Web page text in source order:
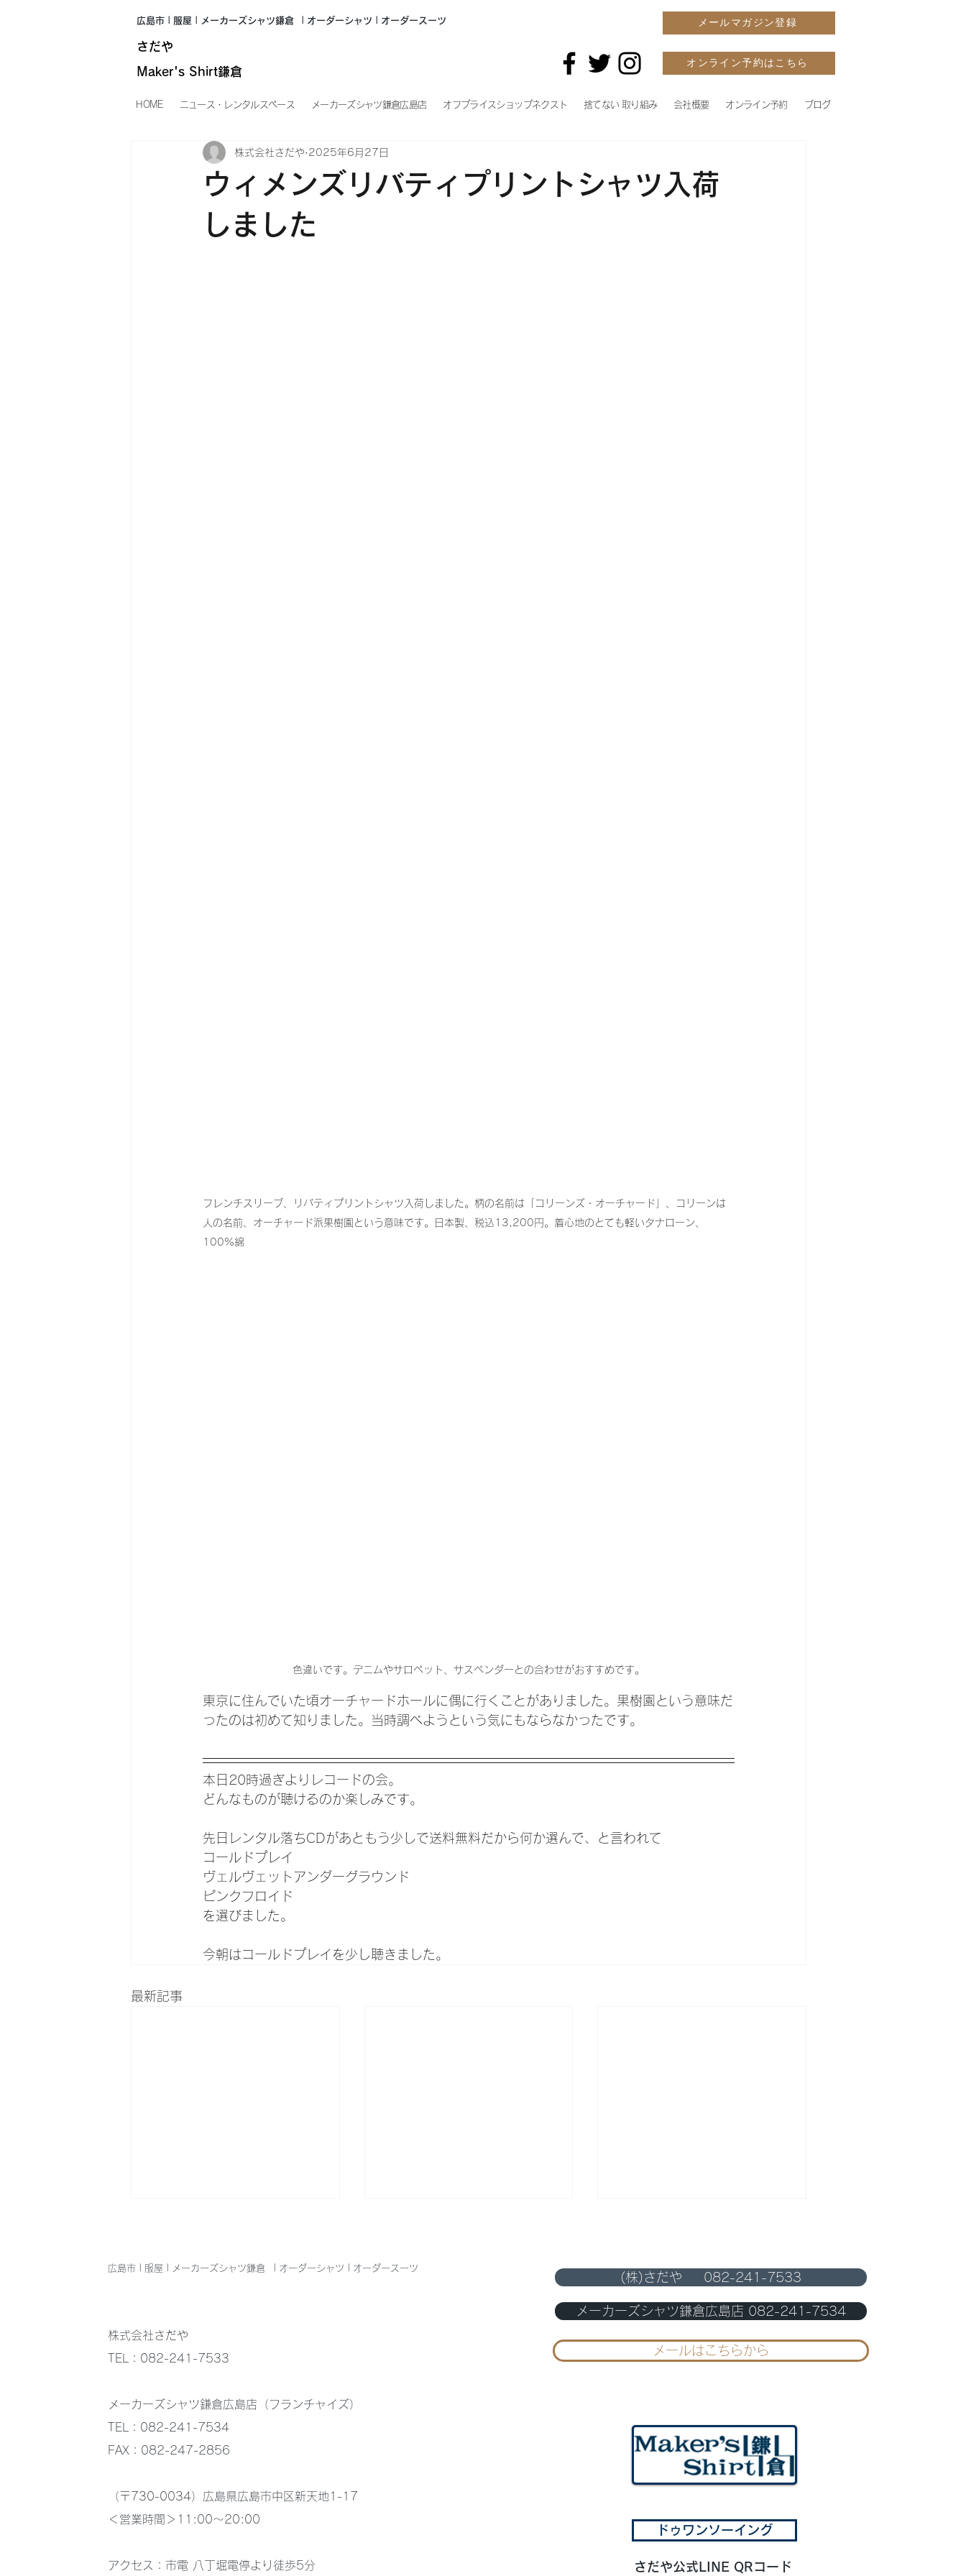
広島市 | 服屋 | メーカーズシャツ鎌倉 | オーダーシャツ | オーダースーツ
さだや
Maker's Shirt鎌倉
メールマガジン登録
オンライン予約はこちら
HOME ニュース・レンタルスペース メーカーズシャツ鎌倉広島店 オフプライスショップネクスト 捨てない 取り組み 会社概要 オンライン予約 ブログ
ウィメンズリバティプリントシャツ入荷
しました
株式会社さだや 2025年6月27日
フレンチスリーブ、リバティプリントシャツ入荷しました。柄の名前は「コリーンズ・オーチャード」、コリーンは
人の名前、オーチャード派果樹園という意味です。日本製、税込13,200円。着心地のとても軽いタナローン、
100%綿
色違いです。デニムやサロペット、サスペンダーとの合わせがおすすめです。
東京に住んでいた頃オーチャードホールに偶に行くことがありました。果樹園という意味だ
ったのは初めて知りました。当時調べようという気にもならなかったです。
本日20時過ぎよりレコードの会。
どんなものが聴けるのか楽しみです。
先日レンタル落ちCDがあともう少しで送料無料だから何か選んで、と言われて
コールドプレイ
ヴェルヴェットアンダーグラウンド
ピンクフロイド
を選びました。
今朝はコールドプレイを少し聴きました。
最新記事
トーマスメイソン生地ビジネ
8月4日出張します
広島市 | 服屋 | メーカーズシャツ鎌倉 | オーダーシャツ | オーダースーツ
株式会社さだや
TEL：082-241-7533
メーカーズシャツ鎌倉広島店（フランチャイズ）
TEL：082-241-7534
FAX：082-247-2856
（〒730-0034）広島県広島市中区新天地1-17
＜営業時間＞11:00～20:00
アクセス：市電 八丁堀電停より徒歩5分
(株)さだや 082-241-7533
メーカーズシャツ鎌倉広島店 082-241-7534
メールはこちらから
ドゥワンソーイング
さだや公式LINE QRコード